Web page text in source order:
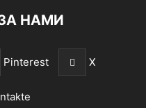
НАМИ
Pinterest X